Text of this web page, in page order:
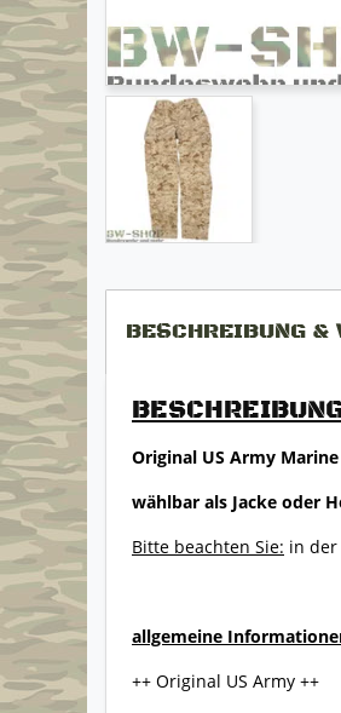
BESCHREIBUNG &
Original US Army
wählbar als Jacke oder
Bitte beachten Sie: in der
allgemeine
++ Original US Army ++